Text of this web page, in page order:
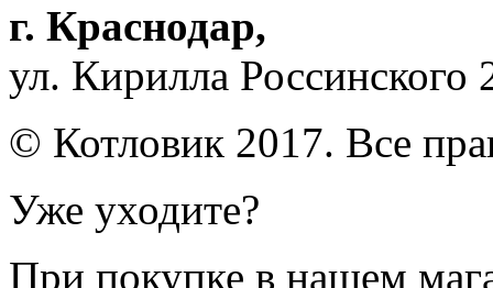
г. Краснодар,
ул. Кирилла Россинского
© Котловик 2017. Все
Уже уходите?
При покупке в нашем